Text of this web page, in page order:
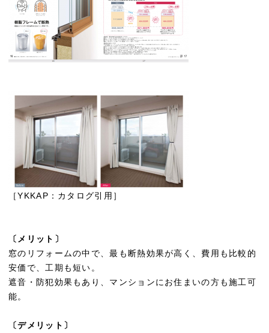
［YKKAP：カタログ引用］
〔メリット〕
窓のリフォームの中で、最も断熱効果が高く、費用も比較的
安価で、工期も短い。
遮音・防犯効果もあり、マンションにお住まいの方も施工可
能。
〔デメリット〕